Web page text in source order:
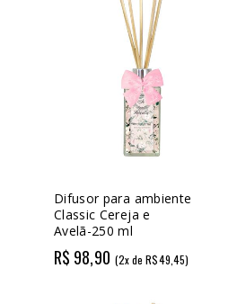
Difusor para ambiente
Classic Cereja e
Avelã-250 ml
R$ 98,90 (2x de R$49,45)